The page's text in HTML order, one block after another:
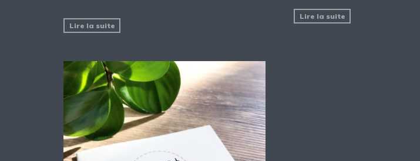
Lire la suite
Lire la suite